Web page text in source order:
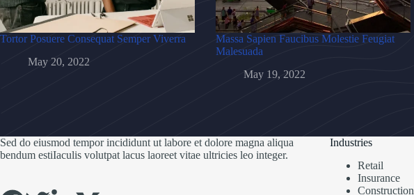
Tortor Posuere Consequat Semper Viverra
May 20, 2022
Massa Sapien Faucibus Molestie Feugiat
Malesuada
May 19, 2022
Sed do eiusmod tempor incididunt ut labore et dolore magna aliqua
bendum estiIaculis volutpat lacus laoreet vitae ultricies leo integer.
Industries
Retail
Insurance
Construction